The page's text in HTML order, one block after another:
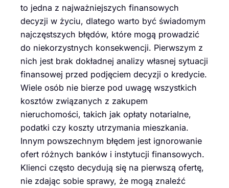
to jedna z najważniejszych finansowych
decyzji w życiu, dlatego warto być świadomym
najczęstszych błędów, które mogą prowadzić
do niekorzystnych konsekwencji. Pierwszym z
nich jest brak dokładnej analizy własnej sytuacji
finansowej przed podjęciem decyzji o kredycie.
Wiele osób nie bierze pod uwagę wszystkich
kosztów związanych z zakupem
nieruchomości, takich jak opłaty notarialne,
podatki czy koszty utrzymania mieszkania.
Innym powszechnym błędem jest ignorowanie
ofert różnych banków i instytucji finansowych.
Klienci często decydują się na pierwszą ofertę,
nie zdając sobie sprawy, że mogą znaleźć